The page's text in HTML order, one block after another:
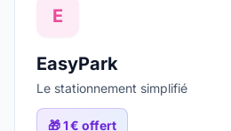
E
EasyPark
Le stationnement simplifié
🎁1 € offert